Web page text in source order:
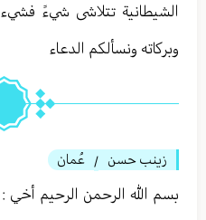
الشيطانية تتلاشى شيءً
وبركاته ونسألكم الدعاء
زينب حسن / عُمان
بسم الله الرحمن الرحيم